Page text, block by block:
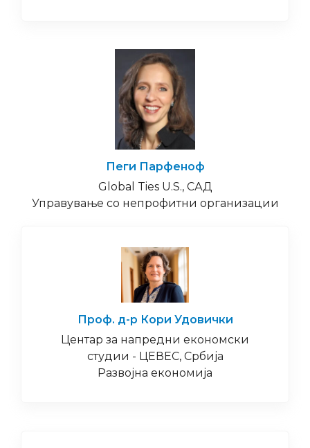
Пеги Парфеноф
Global Ties U.S., САД
Управување со непрофитни организации
Проф. д-р Кори Удовички
Центар за напредни економски
студии - ЦЕВЕС, Србија
Развојна економија